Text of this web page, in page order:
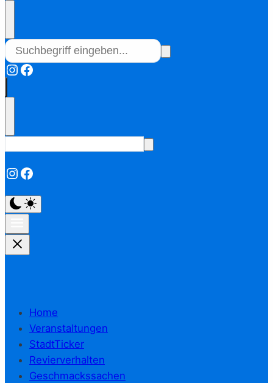
Instagram
Facebook
Instagram
Facebook
Home
Veranstaltungen
StadtTicker
Revierverhalten
Geschmackssachen